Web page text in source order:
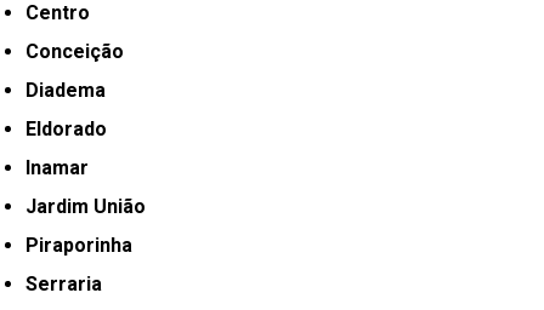
Centro
Conceição
Diadema
Eldorado
Inamar
Jardim União
Piraporinha
Serraria